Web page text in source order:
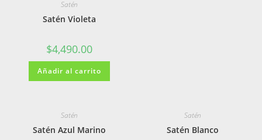
Satén
Satén Violeta
$4,490.00
Añadir al carrito
Satén
Satén Azul Marino
Satén
Satén Blanco